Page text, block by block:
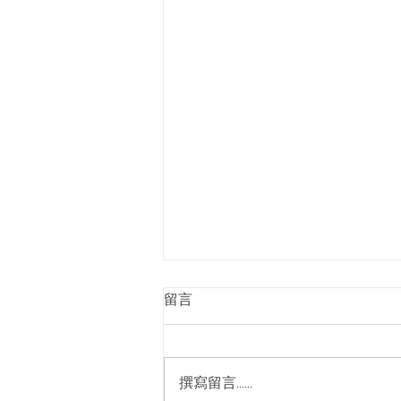
2025高雄按摩芳療spa
是否時常隱隱作痛？壓力與疲勞是
留言
撰寫留言......